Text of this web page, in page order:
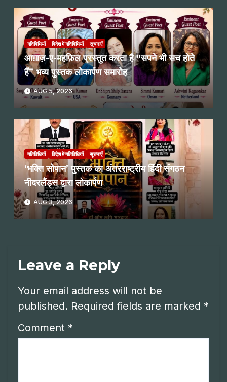
गतिविधियाँ विदेश में गतिविधियाँ सूचनाएँ
आग़ाज़-ए-महफ़िल प्रस्तुत करता है “सपने भी सच होते
हैं” भव्य पुस्तक लोकार्पण समारोह
AUG 5, 2026
गतिविधियाँ विदेश में गतिविधियाँ सूचनाएँ
‘भक्ति सोपान’ पुस्तक का अंतरराष्ट्रीय हिंदी संगठन
नीदरलैंड्स द्वारा लोकार्पण
AUG 3, 2026
Leave a Reply
Your email address will not be
published. Required fields are marked *
Comment *